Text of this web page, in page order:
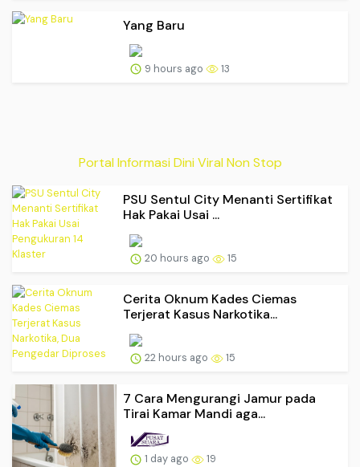
Yang Baru
9 hours ago 13
Portal Informasi Dini Viral Non Stop
PSU Sentul City Menanti Sertifikat
Hak Pakai Usai ...
20 hours ago 15
Cerita Oknum Kades Ciemas
Terjerat Kasus Narkotika...
22 hours ago 15
7 Cara Mengurangi Jamur pada
Tirai Kamar Mandi aga...
1 day ago 19